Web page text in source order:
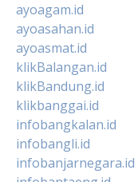
ayoagam.id
ayoasahan.id
ayoasmat.id
klikBalangan.id
klikBandung.id
klikbanggai.id
infobangkalan.id
infobangli.id
infobanjarnegara.id